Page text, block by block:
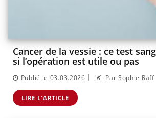
Cancer de la vessie : ce test
si l’opération est utile ou pas
Publié le 03.03.2026 | Par Sophie
LIRE L'ARTICLE